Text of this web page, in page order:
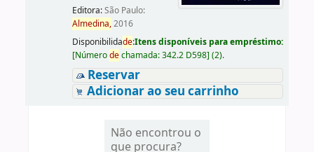
Editora:São Paulo:
Almedina,2016
Disponibilidade:Itens disponíveis para empréstimo:
[Númerodechamada:342.2 D598] (2).
Reservar
Adicionar ao seu carrinho
Não encontrou o
que procura?